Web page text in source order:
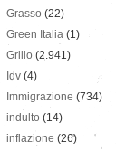
Grasso (22)
Green Italia (1)
Grillo (2.941)
Idv (4)
Immigrazione (734)
indulto (14)
inflazione (26)